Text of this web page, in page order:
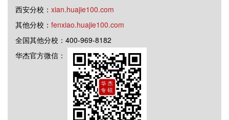
西安分校： xian.huajie100.com
其他分校： fenxiao.huajie100.com
全国其他分校：400-969-8182
华杰官方微信：